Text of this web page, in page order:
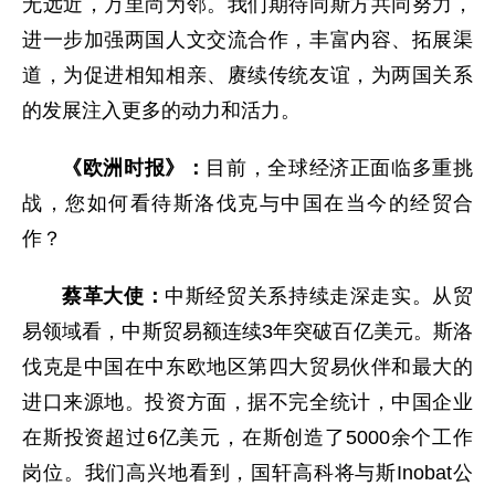
无远近，万里尚为邻。我们期待同斯方共同努力，
进一步加强两国人文交流合作，丰富内容、拓展渠
道，为促进相知相亲、赓续传统友谊，为两国关系
的发展注入更多的动力和活力。
《欧洲时报》： 目前，全球经济正面临多重挑
战，您如何看待斯洛伐克与中国在当今的经贸合
作？
蔡革大使： 中斯经贸关系持续走深走实。从贸
易领域看，中斯贸易额连续3年突破百亿美元。斯洛
伐克是中国在中东欧地区第四大贸易伙伴和最大的
进口来源地。投资方面，据不完全统计，中国企业
在斯投资超过6亿美元，在斯创造了5000余个工作
岗位。我们高兴地看到，国轩高科将与斯Inobat公